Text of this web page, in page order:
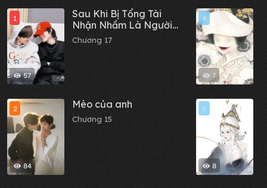
57
1
Sau Khi Bị Tổng Tài
Nhận Nhầm Là Người
Yêu Qua Mạng
Chương 17
84
2 Mèo của anh
Chương 15
7
4
8
5